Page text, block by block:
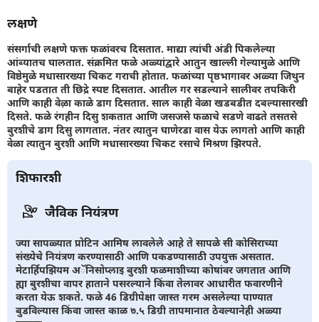
लक्षणे
संसर्गाची लक्षणे फक्त फळांवरच दिसतात. माद्या त्यांची अंडी पिकलेल्या
आंब्यातच घालतात. संक्रमित फळे अळ्यांद्वारे आतुन खाल्ली गेल्यामुळे आणि
विष्ठेमुळे मधासारख्या चिकट गराची होतात. फळांच्या पृष्ठभागावर अळ्या जिथुन
बाहेर पडतात ती छिद्रे स्पष्ट दिसतात. आतील गर सडल्याने सालीवर तपकिरी
आणि काही वेऴा काळे डाग दिसतात. साल काही वेळा खडबडीत दबल्यासारखी
दिसते. फळे रंगहीन दिसु शकतात आणि जसजसे फळाचे सडणे वाढते तसतसे
बुरशीचे डाग दिसु लागतात. नंतर त्यातुन घाणेरडा वास येऊ लागतो आणि काही
वेळा त्यातुन बुरशी आणि मधासारख्या चिकट रसाचे मिश्रण झिरपते.
शिफारशी
जैविक नियंत्रण
ज्या सापळ्यात प्रोटिन आमिष लावलेले आहे ते सापळे सी कोसिराच्या
संख्येचे नियंत्रण करण्यासाठी आणि पकडण्यासाठी उपयुक्त असतात.
मेटार्हिपझियम अॅनिसोप्लाइ बुरशी फळमाशीच्या कोषांवर जगतात आणि
ह्या बुरशीचा वापर हाताने पसरल्याने किंवा तेलावर आधारीत फवारणीने
करता येऊ शकते. फळे 46 डिग्रीपेक्षा जास्त गरम असलेल्या पाण्यात
बुडविल्यास किंवा जास्त काळ ७.५ डिग्री तापमानात ठेवल्यानेही अळ्या